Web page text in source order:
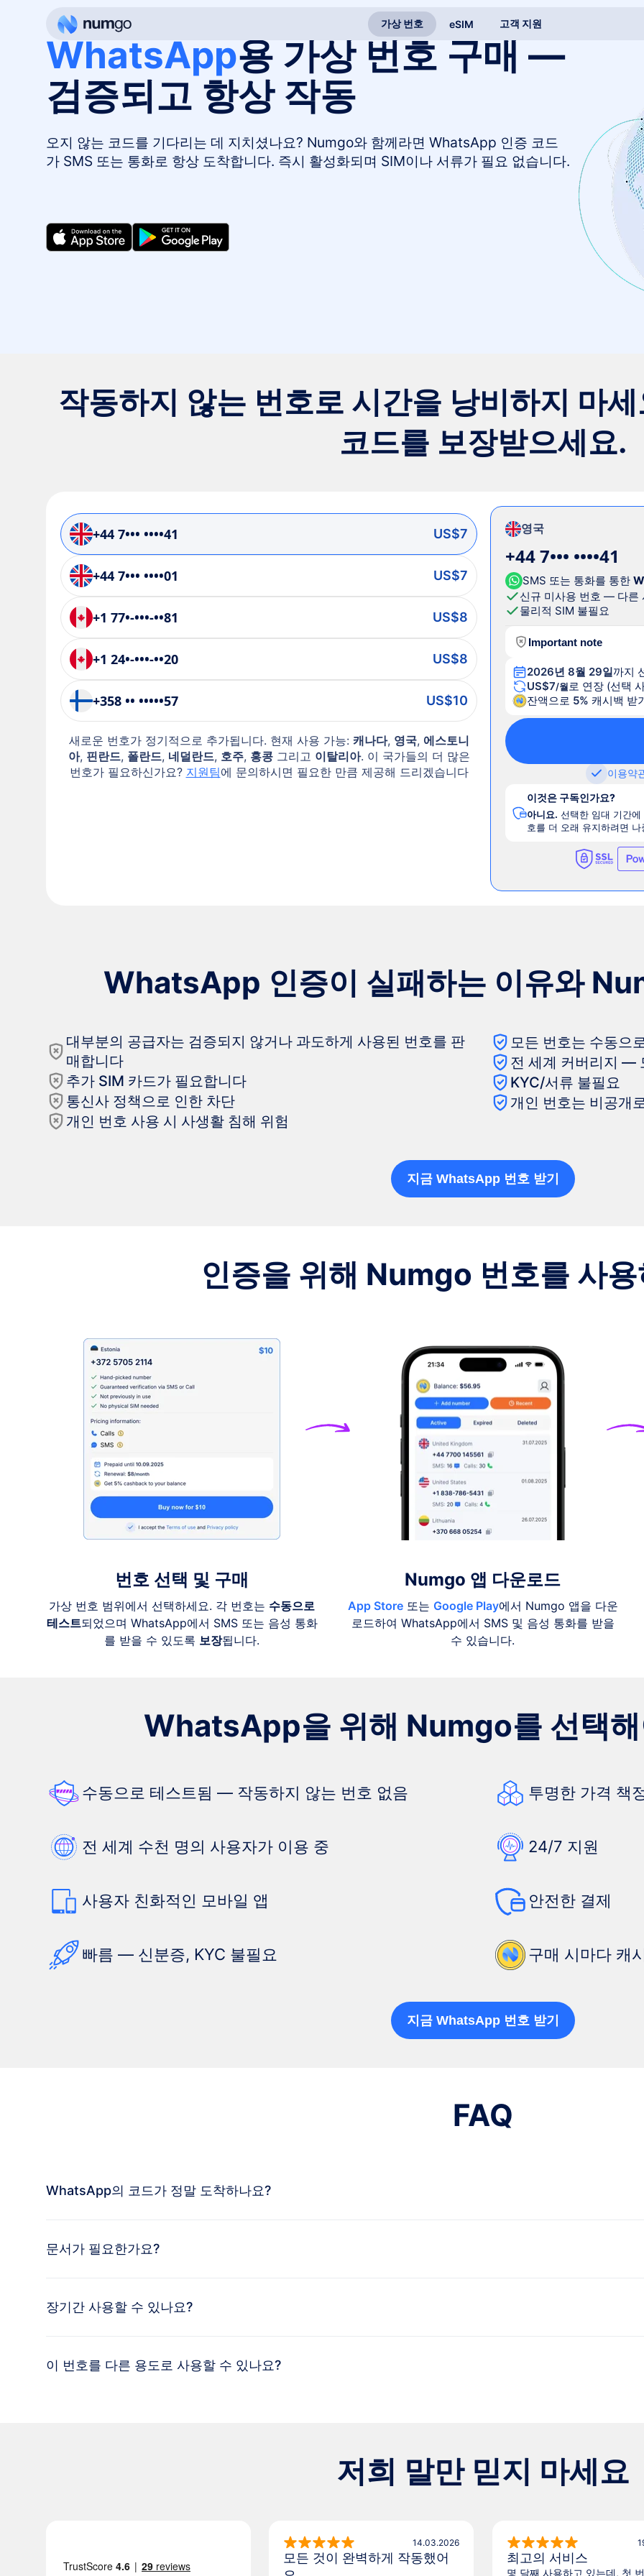
가상 번호 eSIM 고객 지원
WhatsApp용 가상 번호 구매 —
검증되고 항상 작동
오지 않는 코드를 기다리는 데 지치셨나요? Numgo와 함께라면 WhatsApp 인증 코드
가 SMS 또는 통화로 항상 도착합니다. 즉시 활성화되며 SIM이나 서류가 필요 없습니다.
작동하지 않는 번호로 시간을 낭비하지 마
코드를 보장받으세요.
+44 7••• ••••41 US$7
+44 7••• ••••01 US$7
+1 77•-•••-••81 US$8
+1 24•-•••-••20 US$8
+358 •• •••••57 US$10
새로운 번호가 정기적으로 추가됩니다. 현재 사용 가능: 캐나다, 영국, 에스토니
아, 핀란드, 폴란드, 네덜란드, 호주, 홍콩그리고 이탈리아. 이 국가들의 더 많은
번호가 필요하신가요? 지원팀에 문의하시면 필요한 만큼 제공해 드리겠습니다
영국
+44 7••• ••••41
SMS 또는 통화를 통한
신규 미사용 번호 — 다른
물리적 SIM 불필요
Important note
2026년 8월 29일까지
US$7/월로 연장 (선택
잔액으로 5% 캐시백 받
이용약
이것은 구독인가요?
아니요. 선택한 임대 기간
호를 더 오래 유지하려면
WhatsApp 인증이 실패하는 이유와
대부분의 공급자는 검증되지 않거나 과도하게 사용된 번호를 판
매합니다
추가 SIM 카드가 필요합니다
통신사 정책으로 인한 차단
개인 번호 사용 시 사생활 침해 위험
모든 번호는 수동으
전 세계 커버리지 —
KYC/서류 불필요
개인 번호는 비공개
지금 WhatsApp 번호 받기
인증을 위해 Numgo 번호를 사
번호 선택 및 구매
가상 번호 범위에서 선택하세요. 각 번호는 수동으로
테스트되었으며 WhatsApp에서 SMS 또는 음성 통화
를 받을 수 있도록 보장됩니다.
Numgo 앱 다운로드
App Store또는 Google Play에서 Numgo 앱을 다운
로드하여 WhatsApp에서 SMS 및 음성 통화를 받을
수 있습니다.
WhatsApp을 위해 Numgo를 선택해
수동으로 테스트됨 — 작동하지 않는 번호 없음 투명한 가격 책
전 세계 수천 명의 사용자가 이용 중 24/7 지원
사용자 친화적인 모바일 앱 안전한 결제
빠름 — 신분증, KYC 불필요 구매 시마다 캐
지금 WhatsApp 번호 받기
FAQ
WhatsApp의 코드가 정말 도착하나요?
문서가 필요한가요?
장기간 사용할 수 있나요?
이 번호를 다른 용도로 사용할 수 있나요?
저희 말만 믿지 마세요
14.03.2026
모든 것이 완벽하게 작동했어
최고의 서비스
몇 달째 사용하고 있는데, 첫